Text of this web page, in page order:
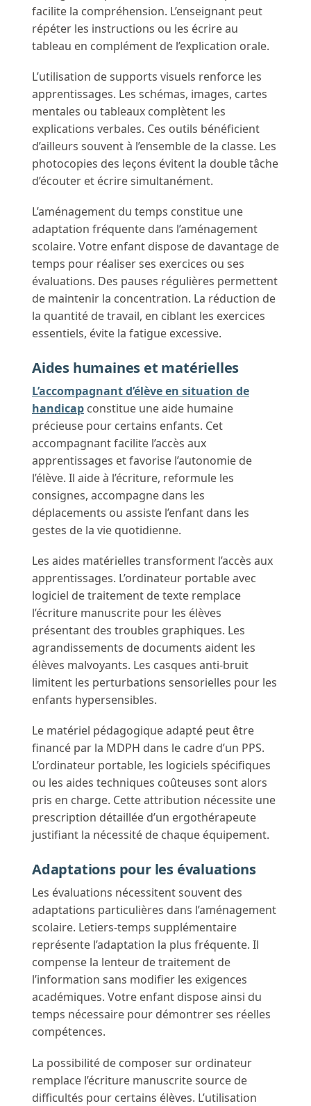
facilite la compréhension. L’enseignant peut
répéter les instructions ou les écrire au
tableau en complément de l’explication orale.
L’utilisation de supports visuels renforce les
apprentissages. Les schémas, images, cartes
mentales ou tableaux complètent les
explications verbales. Ces outils bénéficient
d’ailleurs souvent à l’ensemble de la classe. Les
photocopies des leçons évitent la double tâche
d’écouter et écrire simultanément.
L’aménagement du temps constitue une
adaptation fréquente dans l’aménagement
scolaire. Votre enfant dispose de davantage de
temps pour réaliser ses exercices ou ses
évaluations. Des pauses régulières permettent
de maintenir la concentration. La réduction de
la quantité de travail, en ciblant les exercices
essentiels, évite la fatigue excessive.
Aides humaines et matérielles
L’accompagnant d’élève en situation de
handicap constitue une aide humaine
précieuse pour certains enfants. Cet
accompagnant facilite l’accès aux
apprentissages et favorise l’autonomie de
l’élève. Il aide à l’écriture, reformule les
consignes, accompagne dans les
déplacements ou assiste l’enfant dans les
gestes de la vie quotidienne.
Les aides matérielles transforment l’accès aux
apprentissages. L’ordinateur portable avec
logiciel de traitement de texte remplace
l’écriture manuscrite pour les élèves
présentant des troubles graphiques. Les
agrandissements de documents aident les
élèves malvoyants. Les casques anti-bruit
limitent les perturbations sensorielles pour les
enfants hypersensibles.
Le matériel pédagogique adapté peut être
financé par la MDPH dans le cadre d’un PPS.
L’ordinateur portable, les logiciels spécifiques
ou les aides techniques coûteuses sont alors
pris en charge. Cette attribution nécessite une
prescription détaillée d’un ergothérapeute
justifiant la nécessité de chaque équipement.
Adaptations pour les évaluations
Les évaluations nécessitent souvent des
adaptations particulières dans l’aménagement
scolaire. Letiers-temps supplémentaire
représente l’adaptation la plus fréquente. Il
compense la lenteur de traitement de
l’information sans modifier les exigences
académiques. Votre enfant dispose ainsi du
temps nécessaire pour démontrer ses réelles
compétences.
La possibilité de composer sur ordinateur
remplace l’écriture manuscrite source de
difficultés pour certains élèves. L’utilisation